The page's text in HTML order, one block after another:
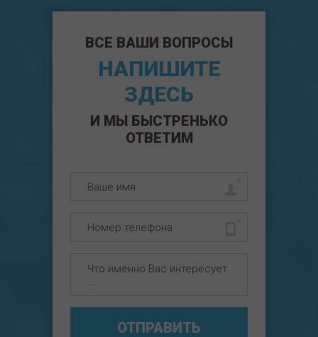
ВСЕ ВАШИ ВОПРОСЫ
НАПИШИТЕ
ЗДЕСЬ
И МЫ БЫСТРЕНЬКО
ОТВЕТИМ
ОТПРАВИТЬ